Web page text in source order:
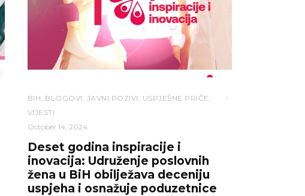
BIH BLOGOVI JAVNI POZIVI USPJEŠNE PRIČE
VIJESTI
October 14, 2024
Deset godina inspiracije i
inovacija: Udruženje poslovnih
žena u BiH obilježava deceniju
uspjeha i osnažuje poduzetnice